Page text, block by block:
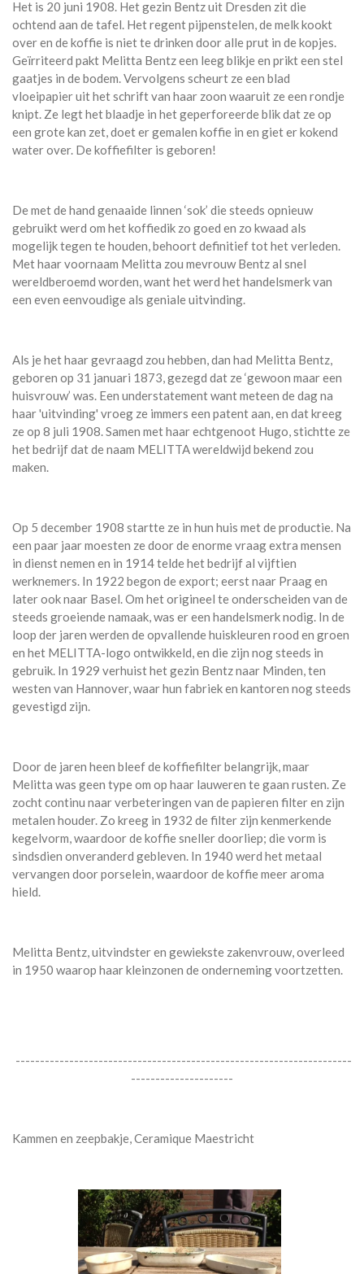
Het is 20 juni 1908. Het gezin Bentz uit Dresden zit die
ochtend aan de tafel. Het regent pijpenstelen, de melk kookt
over en de koffie is niet te drinken door alle prut in de kopjes.
Geïrriteerd pakt Melitta Bentz een leeg blikje en prikt een stel
gaatjes in de bodem. Vervolgens scheurt ze een blad
vloeipapier uit het schrift van haar zoon waaruit ze een rondje
knipt. Ze legt het blaadje in het geperforeerde blik dat ze op
een grote kan zet, doet er gemalen koffie in en giet er kokend
water over. De koffiefilter is geboren!
De met de hand genaaide linnen ‘sok’ die steeds opnieuw
gebruikt werd om het koffiedik zo goed en zo kwaad als
mogelijk tegen te houden, behoort definitief tot het verleden.
Met haar voornaam Melitta zou mevrouw Bentz al snel
wereldberoemd worden, want het werd het handelsmerk van
een even eenvoudige als geniale uitvinding.
Als je het haar gevraagd zou hebben, dan had Melitta Bentz,
geboren op 31 januari 1873, gezegd dat ze ‘gewoon maar een
huisvrouw’ was. Een understatement want meteen de dag na
haar 'uitvinding' vroeg ze immers een patent aan, en dat kreeg
ze op 8 juli 1908. Samen met haar echtgenoot Hugo, stichtte ze
het bedrijf dat de naam MELITTA wereldwijd bekend zou
maken.
Op 5 december 1908 startte ze in hun huis met de productie. Na
een paar jaar moesten ze door de enorme vraag extra mensen
in dienst nemen en in 1914 telde het bedrijf al vijftien
werknemers. In 1922 begon de export; eerst naar Praag en
later ook naar Basel. Om het origineel te onderscheiden van de
steeds groeiende namaak, was er een handelsmerk nodig. In de
loop der jaren werden de opvallende huiskleuren rood en groen
en het MELITTA-logo ontwikkeld, en die zijn nog steeds in
gebruik. In 1929 verhuist het gezin Bentz naar Minden, ten
westen van Hannover, waar hun fabriek en kantoren nog steeds
gevestigd zijn.
Door de jaren heen bleef de koffiefilter belangrijk, maar
Melitta was geen type om op haar lauweren te gaan rusten. Ze
zocht continu naar verbeteringen van de papieren filter en zijn
metalen houder. Zo kreeg in 1932 de filter zijn kenmerkende
kegelvorm, waardoor de koffie sneller doorliep; die vorm is
sindsdien onveranderd gebleven. In 1940 werd het metaal
vervangen door porselein, waardoor de koffie meer aroma
hield.
Melitta Bentz, uitvindster en gewiekste zakenvrouw, overleed
in 1950 waarop haar kleinzonen de onderneming voortzetten.
---------------------------------------------------------------------
---------------------
Kammen en zeepbakje, Ceramique Maestricht